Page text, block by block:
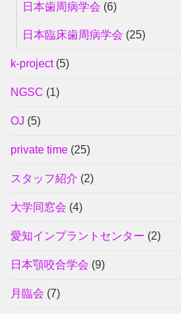
日本歯周病学会 (6)
日本臨床歯周病学会 (25)
k-project(5)
NGSC (1)
OJ (5)
private time (25)
スタッフ紹介 (2)
大学同窓会 (4)
愛知インプラントセンター (2)
日本顎咬合学会 (9)
月臨会 (7)